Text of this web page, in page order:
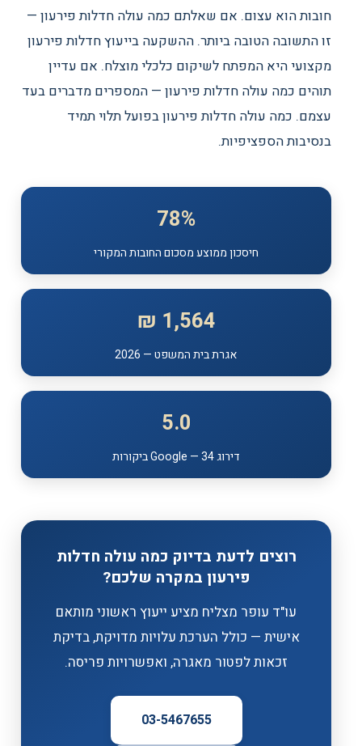
חובות הוא עצום. אם שאלתם כמה עולה חדלות פירעון —
זו התשובה הטובה ביותר. ההשקעה בייעוץ חדלות פירעון
מקצועי היא המפתח לשיקום כלכלי מוצלח. אם עדיין
תוהים כמה עולה חדלות פירעון — המספרים מדברים בעד
עצמם. כמה עולה חדלות פירעון בפועל תלוי תמיד
בנסיבות הספציפיות.
78%
חיסכון ממוצע מסכום החובות המקורי
1,564 ₪
אגרת בית המשפט — 2026
5.0
דירוג Google — 34 ביקורות
רוצים לדעת בדיוק כמה עולה חדלות
פירעון במקרה שלכם?
עו"ד עופר מצליח מציע ייעוץ ראשוני מותאם
אישית — כולל הערכת עלויות מדויקת, בדיקת
זכאות לפטור מאגרה, ואפשרויות פריסה.
03-5467655